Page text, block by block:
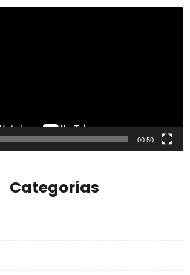
00:50
Categorías